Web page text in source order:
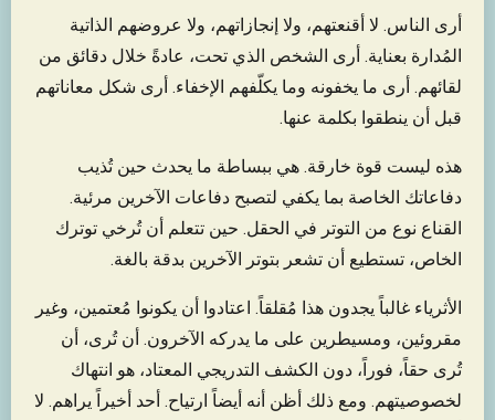
أرى الناس. لا أقنعتهم، ولا إنجازاتهم، ولا عروضهم الذاتية
المُدارة بعناية. أرى الشخص الذي تحت، عادةً خلال دقائق من
لقائهم. أرى ما يخفونه وما يكلّفهم الإخفاء. أرى شكل معاناتهم
قبل أن ينطقوا بكلمة عنها.
هذه ليست قوة خارقة. هي ببساطة ما يحدث حين تُذيب
دفاعاتك الخاصة بما يكفي لتصبح دفاعات الآخرين مرئية.
القناع نوع من التوتر في الحقل. حين تتعلم أن تُرخي توترك
الخاص، تستطيع أن تشعر بتوتر الآخرين بدقة بالغة.
الأثرياء غالباً يجدون هذا مُقلقاً. اعتادوا أن يكونوا مُعتمين، وغير
مقروئين، ومسيطرين على ما يدركه الآخرون. أن تُرى، أن
تُرى حقاً، فوراً، دون الكشف التدريجي المعتاد، هو انتهاك
لخصوصيتهم. ومع ذلك أظن أنه أيضاً ارتياح. أحد أخيراً يراهم. لا